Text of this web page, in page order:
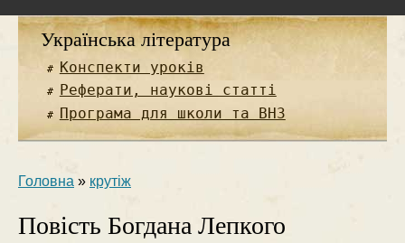
Українська література
Конспекти уроків
Реферати, наукові статті
Програма для школи та ВНЗ
Головна » крутіж
Повість Богдана Леп­кого